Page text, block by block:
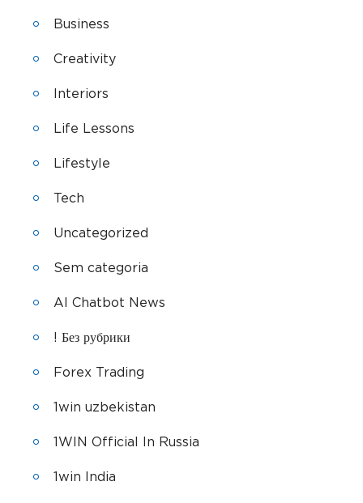
Business
Creativity
Interiors
Life Lessons
Lifestyle
Tech
Uncategorized
Sem categoria
AI Chatbot News
! Без рубрики
Forex Trading
1win uzbekistan
1WIN Official In Russia
1win India